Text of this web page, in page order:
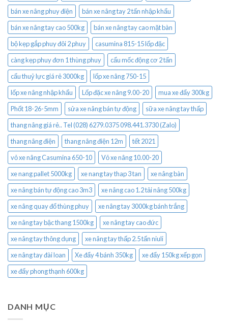
bán xe nâng phuy điện
bán xe nâng tay 2 tấn nhập khẩu
bán xe nâng tay cao 500kg
bán xe nâng tay cao mặt bàn
bộ kẹp gắp phuy đôi 2 phuy
casumina 815-15 lốp đặc
càng kẹp phuy đơn 1 thùng phuy
cẩu mốc động cơ 2 tấn
cẩu thuỷ lực giá rẻ 3000kg
lốp xe nâng 750-15
lốp xe nâng nhập khẩu
Lốp đặc xe nâng 9.00-20
mua xe đẩy 300kg
Phốt 18-26-5mm
sửa xe nâng bán tự động
sữa xe nâng tay thấp
thang nâng giá rẻ.. Tel (028) 6279.0375 098.441.3730 (Zalo)
thang nâng điện
thang nâng điện 12m
tết 2021
vỏ xe nâng Casumina 650-10
Vỏ xe nâng 10.00-20
xe nang pallet 5000kg
xe nang tay thap 3 tan
xe nâng bàn
xe nâng bán tự động cao 3m3
xe nâng cao 1.2 tải nâng 500kg
xe nâng quay đổ thùng phuy
xe nâng tay 3000kg bánh trắng
xe nâng tay bậc thang 1500kg
xe nâng tay cao đức
xe nâng tay thông dụng
xe nâng tay thấp 2.5 tấn niuli
xe nâng tay đài loan
Xe đẩy 4 bánh 350kg
xe đẩy 150kg xếp gọn
xe đẩy phong thạnh 600kg
DANH MỤC